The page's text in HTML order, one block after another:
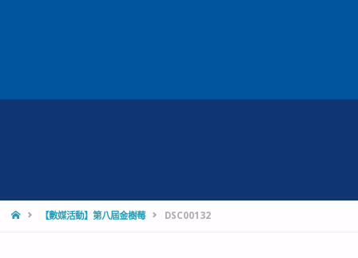
HOME【數媒活動】第八屆金樹莓 DSC00132